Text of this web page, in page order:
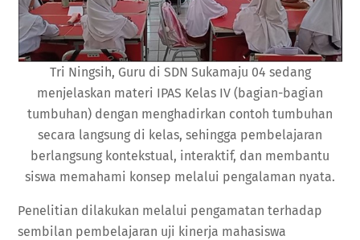
Tri Ningsih, Guru di SDN Sukamaju 04 sedang
menjelaskan materi IPAS Kelas IV (bagian-bagian
tumbuhan) dengan menghadirkan contoh tumbuhan
secara langsung di kelas, sehingga pembelajaran
berlangsung kontekstual, interaktif, dan membantu
siswa memahami konsep melalui pengalaman nyata.
Penelitian dilakukan melalui pengamatan terhadap
sembilan pembelajaran uji kinerja mahasiswa